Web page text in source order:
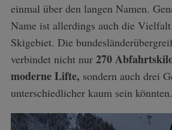
einmal über den langen Namen.
Name ist allerdings auch die
Skigebiet. Die
verbindet nicht nur 270
moderne Lifte, sondern auch drei
unterschiedlicher kaum sein könnten.